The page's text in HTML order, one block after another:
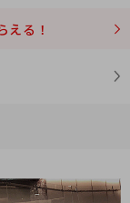
える！